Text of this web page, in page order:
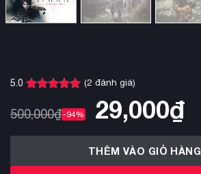
5.0
dựa trên
đánh giá
(2 đánh giá)
500,000₫-94% 29,000₫
THÊM VÀO GIỎ HÀNG